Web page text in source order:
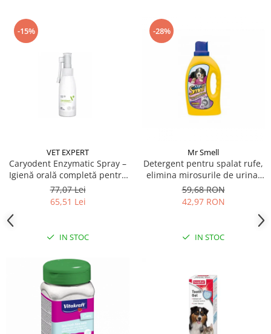
-15%
VET EXPERT
Caryodent Enzymatic Spray –
Igienă orală completă pentru
câini și pisici, 75g
77,07 Lei
65,51 Lei
IN STOC
-28%
Mr Smell
Detergent pentru spalat rufe,
elimina mirosurile de urina,
Mr Smell, lavanda, 1L
59,68 RON
42,97 RON
IN STOC